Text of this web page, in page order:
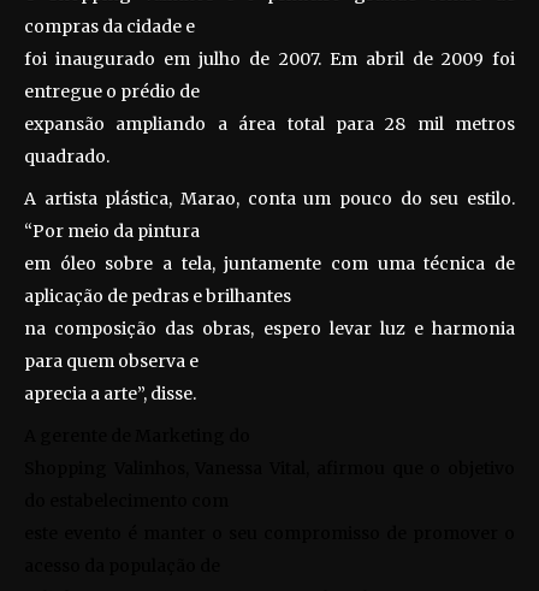
compras da cidade e
foi inaugurado em julho de 2007. Em abril de 2009 foi
entregue o prédio de
expansão ampliando a área total para 28 mil metros
quadrado.
A artista plástica, Marao, conta um pouco do seu estilo.
“Por meio da pintura
em óleo sobre a tela, juntamente com uma técnica de
aplicação de pedras e brilhantes
na composição das obras, espero levar luz e harmonia
para quem observa e
aprecia a arte”, disse.